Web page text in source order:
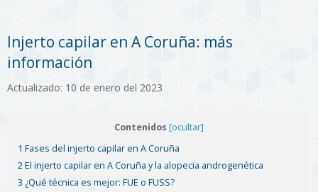
Injerto capilar en A Coruña: más
información
Actualizado: 10 de enero del 2023
Contenidos [ocultar]
1 Fases del injerto capilar en A Coruña
2 El injerto capilar en A Coruña y la alopecia androgenética
3 ¿Qué técnica es mejor: FUE o FUSS?